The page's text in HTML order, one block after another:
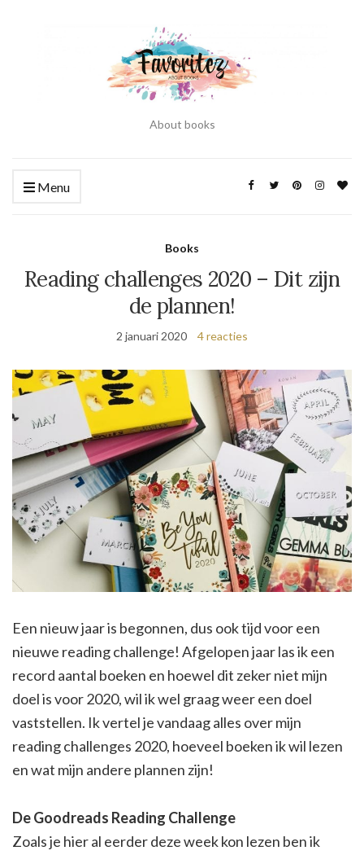
About books
Menu
Books
Reading challenges 2020 – Dit zijn
de plannen!
2 januari 2020 4 reacties
Een nieuw jaar is begonnen, dus ook tijd voor een
nieuwe reading challenge! Afgelopen jaar las ik een
record aantal boeken en hoewel dit zeker niet mijn
doel is voor 2020, wil ik wel graag weer een doel
vaststellen. Ik vertel je vandaag alles over mijn
reading challenges 2020, hoeveel boeken ik wil lezen
en wat mijn andere plannen zijn!
De Goodreads Reading Challenge
Zoals je hier al eerder deze week kon lezen ben ik